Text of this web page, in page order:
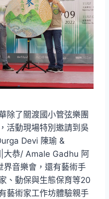
除了關渡國小管弦樂團
活動現場特別邀請到吳
Devi 陳瑜 &
大恭/ Amale Gadhu 阿
界音樂會，還有藝術手
、動保與生態保育等20
藝術家工作坊體驗親手